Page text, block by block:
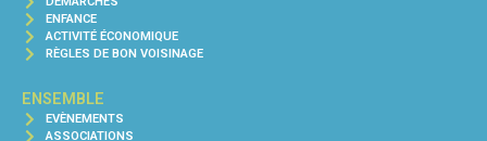
ENFANCE
ACTIVITÉ ÉCONOMIQUE
RÈGLES DE BON VOISINAGE
ENSEMBLE
EVÈNEMENTS
ASSOCIATIONS